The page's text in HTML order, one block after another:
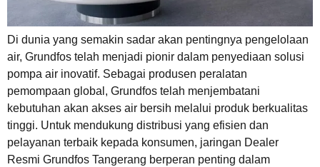
Di dunia yang semakin sadar akan pentingnya pengelolaan
air, Grundfos telah menjadi pionir dalam penyediaan solusi
pompa air inovatif. Sebagai produsen peralatan
pemompaan global, Grundfos telah menjembatani
kebutuhan akan akses air bersih melalui produk berkualitas
tinggi. Untuk mendukung distribusi yang efisien dan
pelayanan terbaik kepada konsumen, jaringan Dealer
Resmi Grundfos Tangerang berperan penting dalam